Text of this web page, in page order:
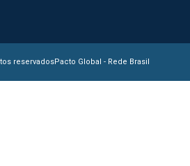
reservadosPacto Global - Rede Brasil